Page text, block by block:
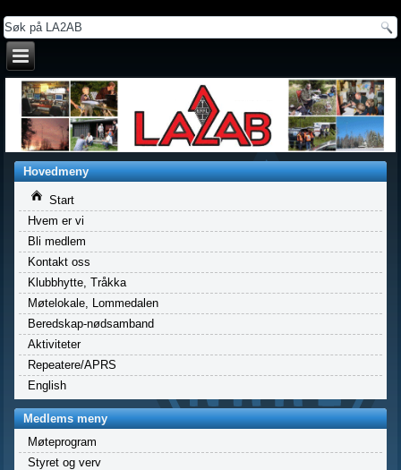
Hovedmeny
Start
Hvem er vi
Bli medlem
Kontakt oss
Klubbhytte, Tråkka
Møtelokale, Lommedalen
Beredskap-nødsamband
Aktiviteter
Repeatere/APRS
English
Medlems meny
Møteprogram
Styret og verv